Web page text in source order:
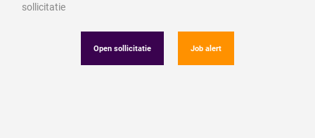
sollicitatie
Open sollicitatie Job alert